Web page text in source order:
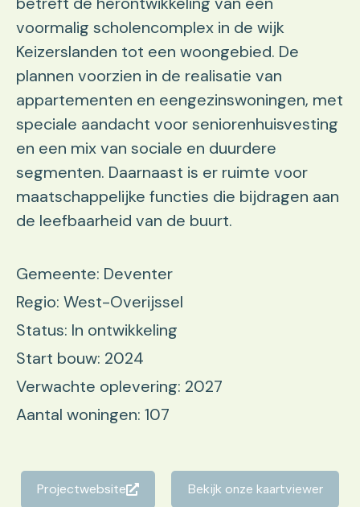
voormalig scholencomplex in de wijk
Keizerslanden tot een woongebied. De
plannen voorzien in de realisatie van
appartementen en eengezinswoningen, met
speciale aandacht voor seniorenhuisvesting
en een mix van sociale en duurdere
segmenten. Daarnaast is er ruimte voor
maatschappelijke functies die bijdragen aan
de leefbaarheid van de buurt.
Gemeente: Deventer
Regio: West-Overijssel
Status: In ontwikkeling
Start bouw: 2024
Verwachte oplevering: 2027
Aantal woningen: 107
Projectwebsite Bekijk onze kaartviewer